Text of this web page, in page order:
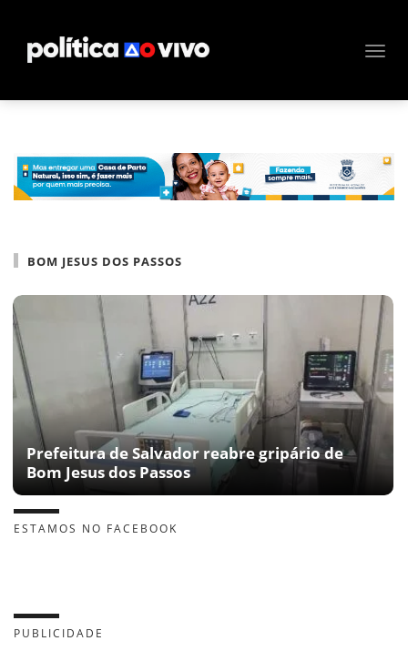
BOM JESUS DOS PASSOS
Prefeitura de Salvador reabre gripário de
Bom Jesus dos Passos
ESTAMOS NO FACEBOOK
PUBLICIDADE